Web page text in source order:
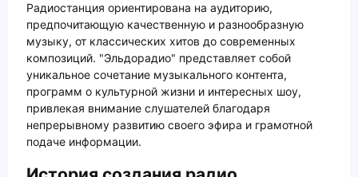
Радиостанция ориентирована на аудиторию,
предпочитающую качественную и разнообразную
музыку, от классических хитов до современных
композиций. "Эльдорадио" представляет собой
уникальное сочетание музыкального контента,
программ о культурной жизни и интересных шоу,
привлекая внимание слушателей благодаря
непрерывному развитию своего эфира и грамотной
подаче информации.